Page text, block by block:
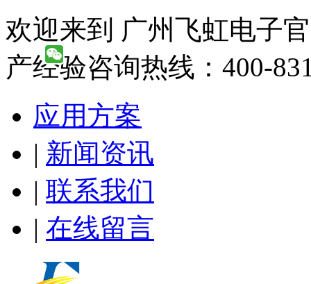
欢迎来到 广州飞虹电子
产经验咨询热线：400-
应用方案
| 新闻资讯
| 联系我们
| 在线留言